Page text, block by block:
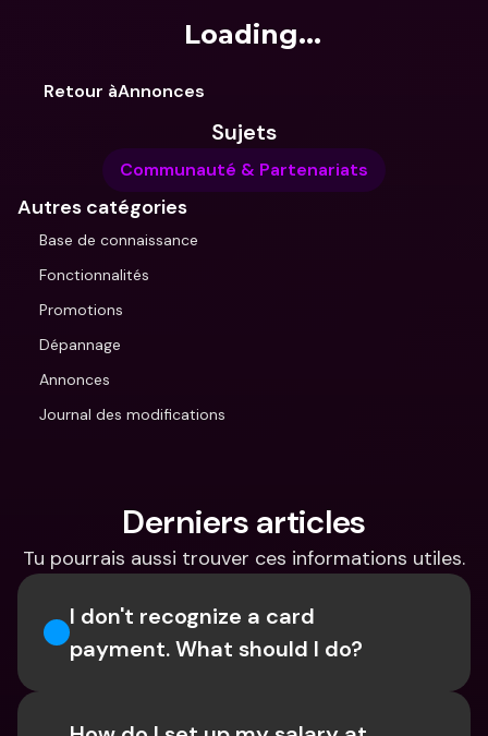
Loading...
Retour àAnnonces
Sujets
Communauté & Partenariats
Autres catégories
Base de connaissance
Fonctionnalités
Promotions
Dépannage
Annonces
Journal des modifications
Derniers articles
Tu pourrais aussi trouver ces informations utiles.
I don't recognize a card
payment. What should I do?